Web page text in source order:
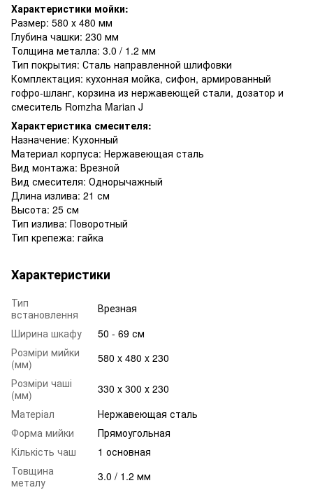
Характеристики мойки:
Размер: 580 х 480 мм
Глубина чашки: 230 мм
Толщина металла: 3.0 / 1.2 мм
Тип покрытия: Сталь направленной шлифовки
Комплектация: кухонная мойка, сифон, армированный
гофро-шланг, корзина из нержавеющей стали, дозатор и
смеситель Romzha Marian J
Характеристика смесителя:
Назначение: Кухонный
Материал корпуса: Нержавеющая сталь
Вид монтажа: Врезной
Вид смесителя: Однорычажный
Длина излива: 21 см
Высота: 25 см
Тип излива: Поворотный
Тип крепежа: гайка
Характеристики
Тип
встановлення
Врезная
Ширина шкафу
50 - 69 см
Розміри мийки
(мм)
580 x 480 x 230
Розміри чаші
(мм)
330 х 300 х 230
Матеріал
Нержавеющая сталь
Форма мийки
Прямоугольная
Кількість чаш
1 основная
Товщина
металу
3.0 / 1.2 мм